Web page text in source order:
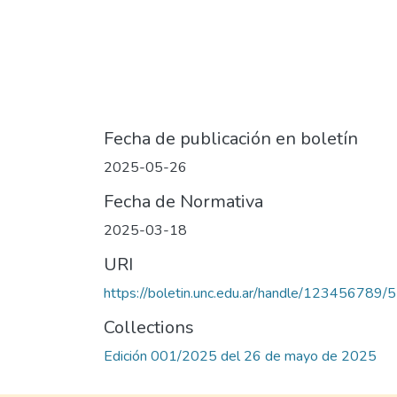
Fecha de publicación en boletín
2025-05-26
Fecha de Normativa
2025-03-18
URI
https://boletin.unc.edu.ar/handle/123456789/
Collections
Edición 001/2025 del 26 de mayo de 2025